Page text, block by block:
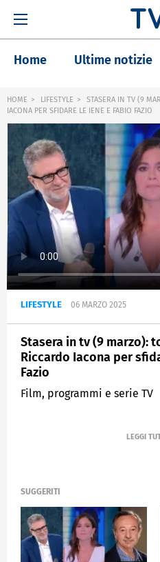
Home Ultime notizie
HOME LIFESTYLE
STASERA IN TV (9
IACONA PER SFIDARE LE IENE E FABIO FAZIO
LIFESTYLE 06 MARZO 2025
Stasera in tv (9 marzo):
Riccardo Iacona per
Fazio
Film, programmi e serie TV
SUGGERITI